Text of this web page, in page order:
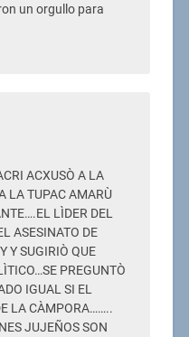
un orgullo para
ACXUSÒ A LA
LA TUPAC AMARÙ
LÌDER DEL
ASESINATO DE
Y SUGIRIÒ QUE
PREGUNTÒ
IGUAL SI EL
LA CÀMPORA……..
JUJEÑOS SON